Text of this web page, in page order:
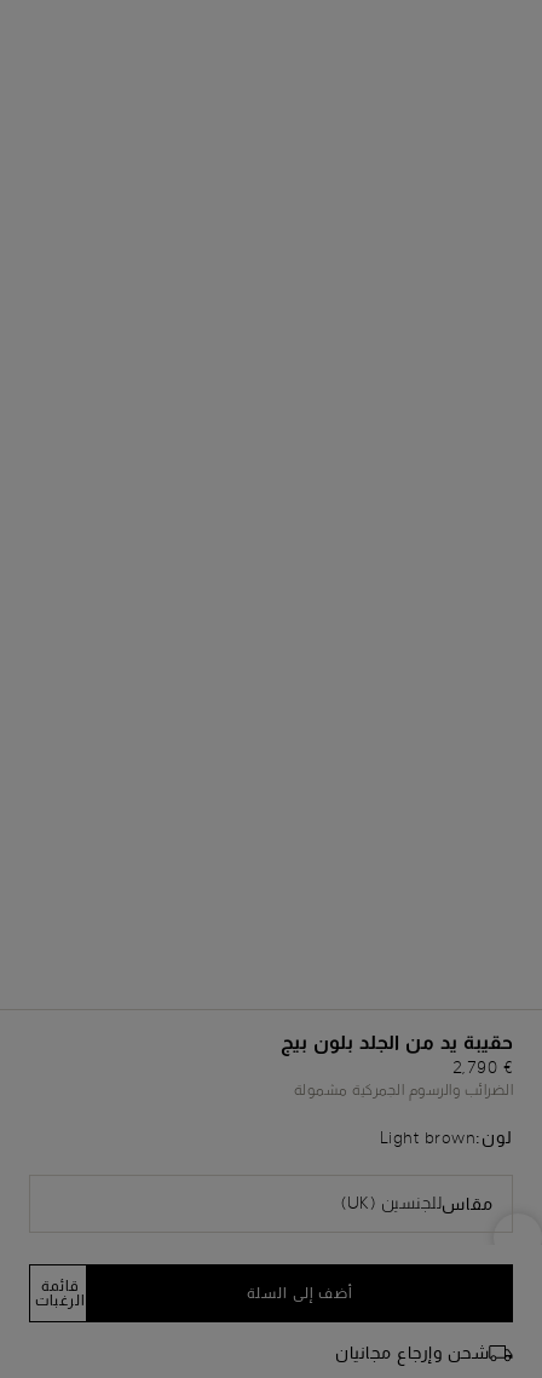
حقيبة يد من الجلد بلون بيج
€ 2,790
الضرائب والرسوم الجمركية مشمولة
لون:Light brown
مقاسللجنسين (UK)
أضف إلى السلة
قائمة
الرغبات
شحن وإرجاع مجانيان